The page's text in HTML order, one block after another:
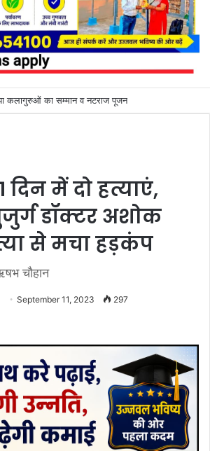
दिन में दो हत्याएं,
डॉक्टर अशोक
से मचा हड़कंप
चौहान
September 11, 2023 297